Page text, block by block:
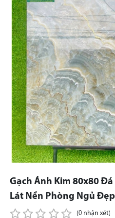
Gạch Ánh Kim 80x80
Lát Nền Phòng Ngủ Đẹp
(0 nhận xét)